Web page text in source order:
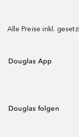
Alle Preise inkl.
Douglas App
Douglas folgen